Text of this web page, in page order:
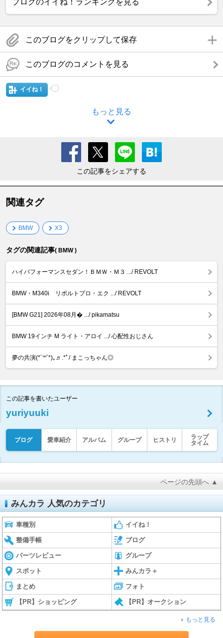
ブログのイイね！ランキングを見る
このブログをクリップして保存
このブログのコメントを見る
イイね！
もっと見る
この記事をシェアする
関連タグ
BMW X3
タグの関連記事( BMW )
ハイパフォーマンスセダン！ＢＭＷ・Ｍ３ .../ REVOLT
BMW・M340i リボルトプロ・エク .../ REVOLT
[BMW G21] 2026年08月� .../ pikamatsu
BMW 19インチ M ライト・アロイ .../ 心配性おじさん
夢の共演(*´꒳`*)｡♬.*ﾟ/ まこっちゃん◎
この記事を書いたユーザー
yuriyuuki
ブログ 愛車紹介 アルバム グループ ヒストリ
ラップ
タイム
ページの先頭へ ▲
みんカラ 人気のカテゴリ
車種別 イイね！
整備手帳 ブログ
パーツレビュー グループ
スポット みんカラ＋
まとめ フォト
【PR】ショッピング 【PR】オークション
もっと見る